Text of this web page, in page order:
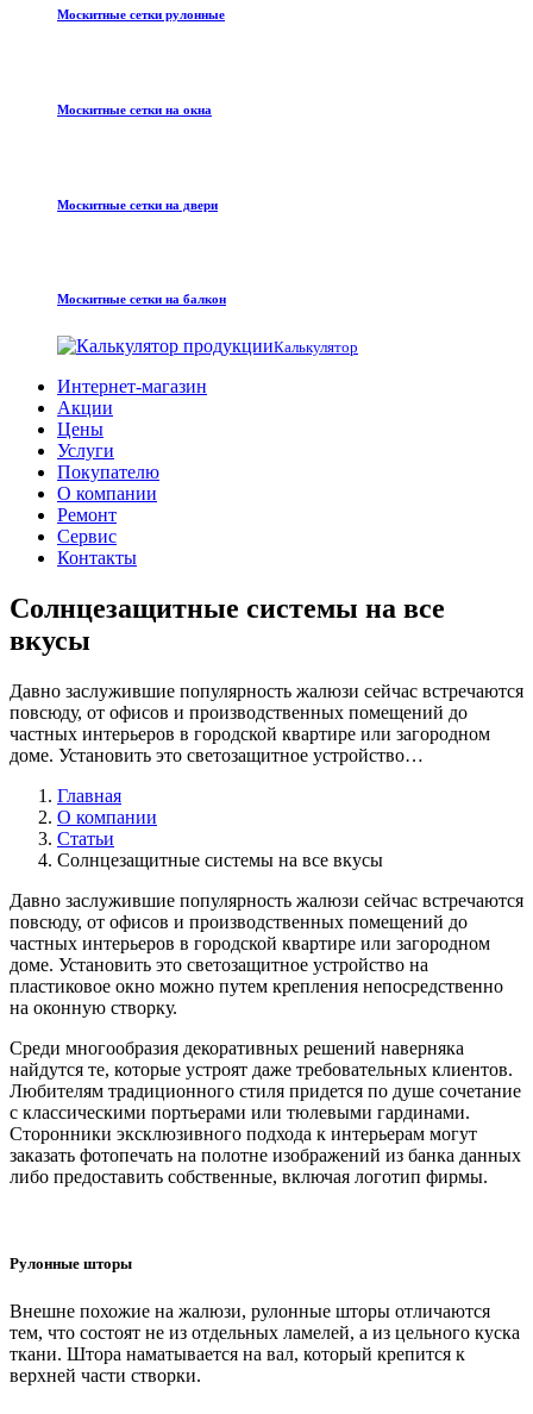
Москитные сетки рулонные
Москитные сетки на окна
Москитные сетки на двери
Москитные сетки на балкон
Калькулятор
Интернет-магазин
Акции
Цены
Услуги
Покупателю
О компании
Ремонт
Сервис
Контакты
Солнцезащитные системы на все
вкусы
Давно заслужившие популярность жалюзи сейчас встречаются
повсюду, от офисов и производственных помещений до
частных интерьеров в городской квартире или загородном
доме. Установить это светозащитное устройство…
Главная
О компании
Статьи
Солнцезащитные системы на все вкусы
Давно заслужившие популярность жалюзи сейчас встречаются
повсюду, от офисов и производственных помещений до
частных интерьеров в городской квартире или загородном
доме. Установить это светозащитное устройство на
пластиковое окно можно путем крепления непосредственно
на оконную створку.
Среди многообразия декоративных решений наверняка
найдутся те, которые устроят даже требовательных клиентов.
Любителям традиционного стиля придется по душе сочетание
с классическими портьерами или тюлевыми гардинами.
Сторонники эксклюзивного подхода к интерьерам могут
заказать фотопечать на полотне изображений из банка данных
либо предоставить собственные, включая логотип фирмы.
Рулонные шторы
Внешне похожие на жалюзи, рулонные шторы отличаются
тем, что состоят не из отдельных ламелей, а из цельного куска
ткани. Штора наматывается на вал, который крепится к
верхней части створки.